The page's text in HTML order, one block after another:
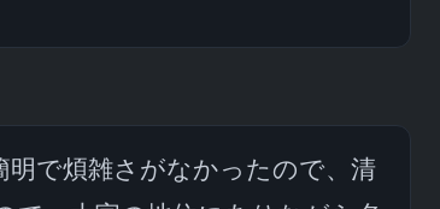
で煩雑さがなかったので、清